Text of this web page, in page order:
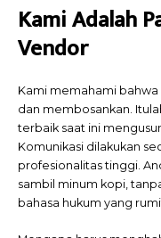
Kami Adalah
Vendor
Kami memahami bahwa
dan membosankan.
terbaik saat ini
Komunikasi dilakukan
profesionalitas tinggi.
sambil minum kopi,
bahasa hukum yang